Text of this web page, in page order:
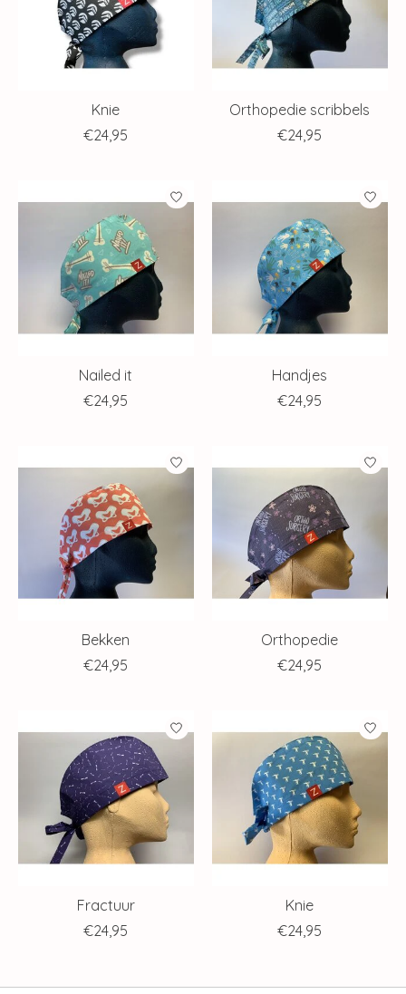
Knie
€24,95
Orthopedie scribbels
€24,95
Nailed it
€24,95
Handjes
€24,95
Bekken
€24,95
Orthopedie
€24,95
Fractuur
€24,95
Knie
€24,95